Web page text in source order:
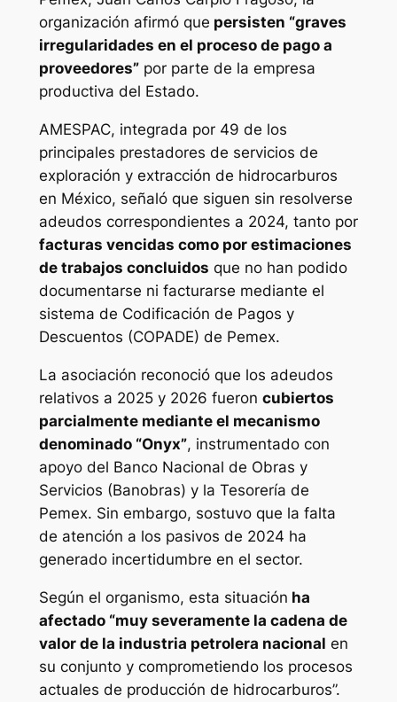
organización afirmó que persisten “graves
irregularidades en el proceso de pago a
proveedores”por parte de la empresa
productiva del Estado.
AMESPAC, integrada por 49 de los
principales prestadores de servicios de
exploración y extracción de hidrocarburos
en México, señaló que siguen sin resolverse
adeudos correspondientes a 2024, tanto por
facturas vencidas como por estimaciones
de trabajos concluidos que no han podido
documentarse ni facturarse mediante el
sistema de Codificación de Pagos y
Descuentos (COPADE) de Pemex.
La asociación reconoció que los adeudos
relativos a 2025 y 2026 fueron cubiertos
parcialmente mediante el mecanismo
denominado “Onyx”, instrumentado con
apoyo del Banco Nacional de Obras y
Servicios (Banobras) y la Tesorería de
Pemex. Sin embargo, sostuvo que la falta
de atención a los pasivos de 2024 ha
generado incertidumbre en el sector.
Según el organismo, esta situación ha
afectado “muy severamente la cadena de
valor de la industria petrolera nacional en
su conjunto y comprometiendo los procesos
actuales de producción de hidrocarburos”.